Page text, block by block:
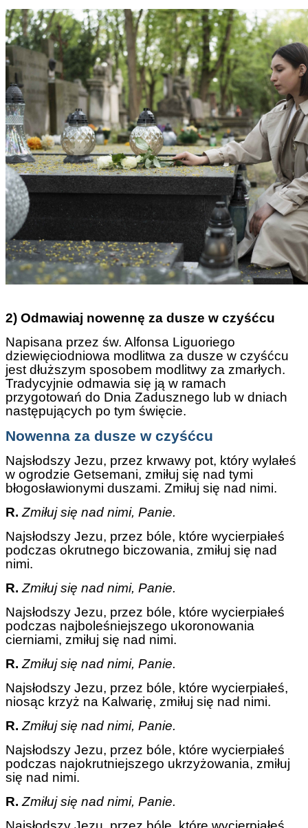
2) Odmawiaj nowennę za dusze w czyśćcu
Napisana przez św. Alfonsa Liguoriego
dziewięciodniowa modlitwa za dusze w czyśćcu
jest dłuższym sposobem modlitwy za zmarłych.
Tradycyjnie odmawia się ją w ramach
przygotowań do Dnia Zadusznego lub w dniach
następujących po tym święcie.
Nowenna za dusze w czyśćcu
Najsłodszy Jezu, przez krwawy pot, który wylałeś
w ogrodzie Getsemani, zmiłuj się nad tymi
błogosławionymi duszami. Zmiłuj się nad nimi.
R.Zmiłuj się nad nimi, Panie.
Najsłodszy Jezu, przez bóle, które wycierpiałeś
podczas okrutnego biczowania, zmiłuj się nad
nimi.
R. Zmiłuj się nad nimi, Panie.
Najsłodszy Jezu, przez bóle, które wycierpiałeś
podczas najboleśniejszego ukoronowania
cierniami, zmiłuj się nad nimi.
R. Zmiłuj się nad nimi, Panie.
Najsłodszy Jezu, przez bóle, które wycierpiałeś,
niosąc krzyż na Kalwarię, zmiłuj się nad nimi.
R. Zmiłuj się nad nimi, Panie.
Najsłodszy Jezu, przez bóle, które wycierpiałeś
podczas najokrutniejszego ukrzyżowania, zmiłuj
się nad nimi.
R. Zmiłuj się nad nimi, Panie.